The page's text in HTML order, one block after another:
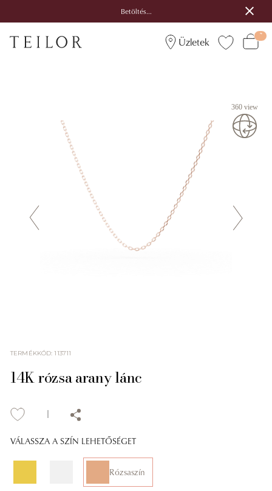
Betöltés...
Üzletek
360 view
TERMÉKKÓD:113711
14K rózsa arany lánc
VÁLASSZA A SZÍN LEHETŐSÉGET
Rózsaszín